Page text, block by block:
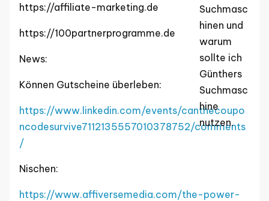
Suchmasc
hinen und
warum
sollte ich
Günthers
Suchmasc
hine
nutzen.
https://affiliate-marketing.de
https://100partnerprogramme.de
News:
Können Gutscheine überleben:
https://www.linkedin.com/events/canthecoupo
ncodesurvive7112135557010378752/comments
/
Nischen:
https://www.affiversemedia.com/the-power-